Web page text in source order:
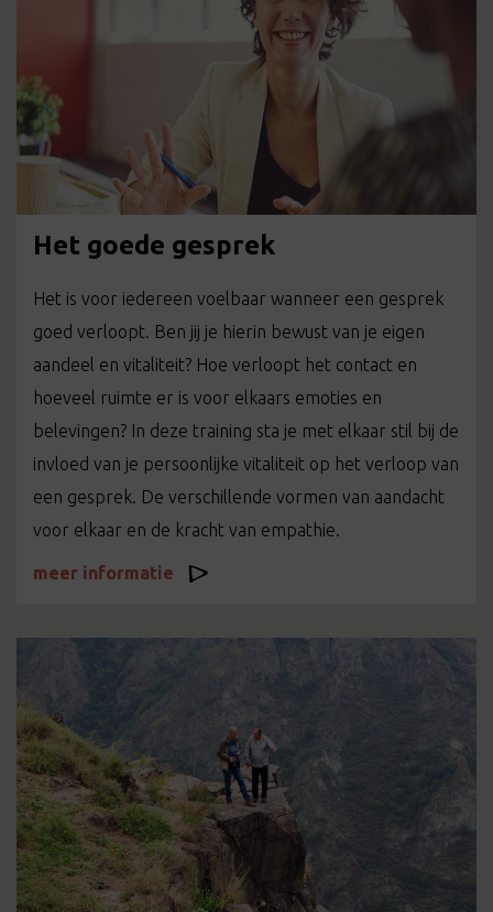
Het goede gesprek
Het is voor iedereen voelbaar wanneer een gesprek
goed verloopt. Ben jij je hierin bewust van je eigen
aandeel en vitaliteit? Hoe verloopt het contact en
hoeveel ruimte er is voor elkaars emoties en
belevingen? In deze training sta je met elkaar stil bij de
invloed van je persoonlijke vitaliteit op het verloop van
een gesprek. De verschillende vormen van aandacht
voor elkaar en de kracht van empathie.
meer informatie